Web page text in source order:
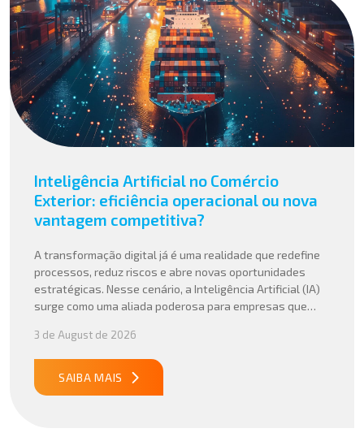
Inteligência Artificial no Comércio
Exterior: eficiência operacional ou nova
vantagem competitiva?
A transformação digital já é uma realidade que redefine
processos, reduz riscos e abre novas oportunidades
estratégicas. Nesse cenário, a Inteligência Artificial (IA)
surge como uma aliada poderosa para empresas que
suas operações internacionais. Mais do que automatizar
tarefas, a IA vem sendo aplicada para interpretar dados
complexos, […]
3 de August de 2026
SAIBA MAIS